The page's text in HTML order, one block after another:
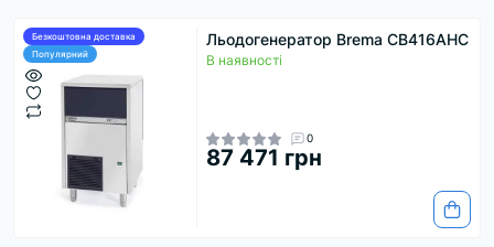
Безкоштовна доставка
Популярний
Льодогенератор Brema CB416AHC
В наявності
0
87 471 грн